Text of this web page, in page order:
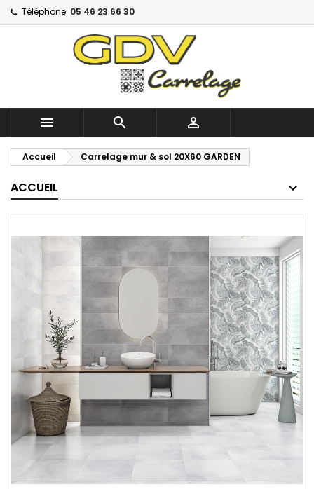
Téléphone: 05 46 23 66 30
  
Accueil Carrelage mur & sol 20X60 GARDEN
ACCUEIL